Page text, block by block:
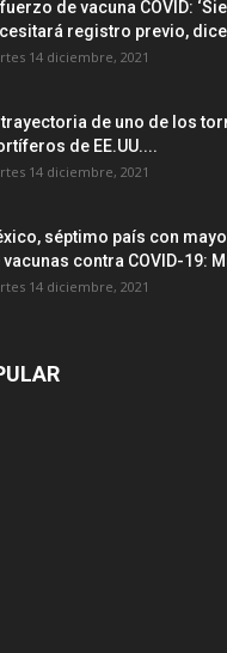
de vacuna COVID:
registro previo,
14 diciembre, 2021
trayectoria de uno de los
de EE.UU....
14 diciembre, 2021
séptimo país con
vacunas contra COVID-19:
14 diciembre, 2021